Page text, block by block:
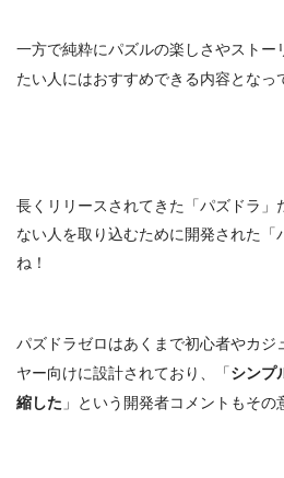
一方で純粋にパズルの楽しさやストー
たい人にはおすすめできる内容となっ
長くリリースされてきた「パズドラ」
ない人を取り込むために開発された「
ね！
パズドラゼロはあくまで初心者やカジ
ヤー向けに設計されており、「シンプ
縮した 」という開発者コメントもその